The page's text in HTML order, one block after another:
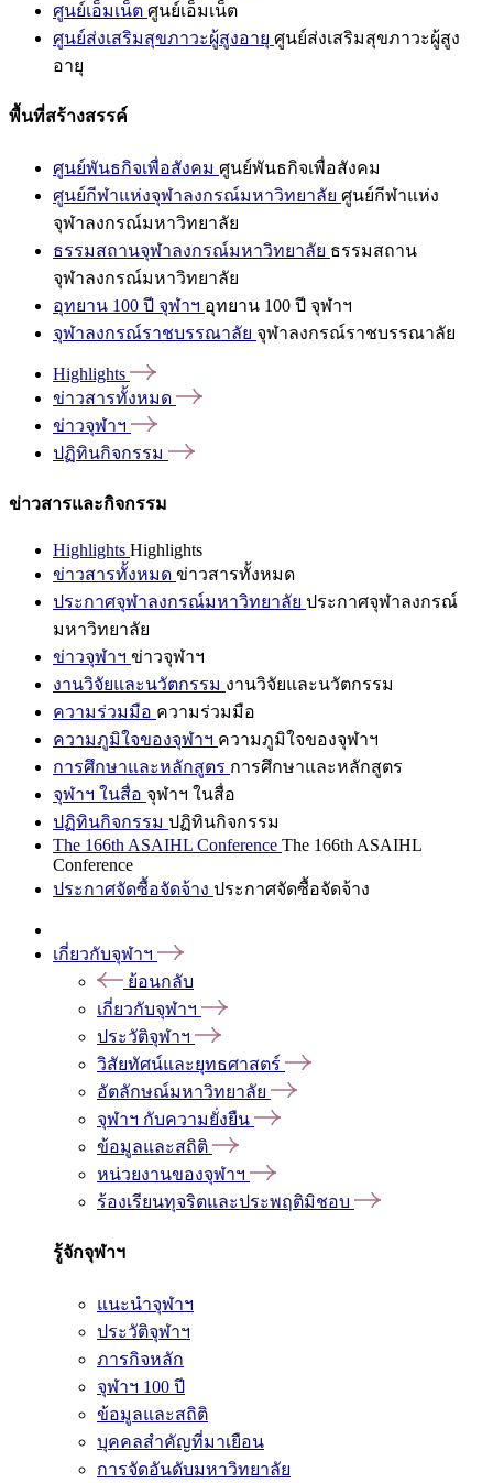
ศูนย์เอ็มเน็ต ศูนย์เอ็มเน็ต
ศูนย์ส่งเสริมสุขภาวะผู้สูงอายุ ศูนย์ส่งเสริมสุขภาวะผู้สูง
อายุ
พื้นที่สร้างสรรค์
ศูนย์พันธกิจเพื่อสังคม ศูนย์พันธกิจเพื่อสังคม
ศูนย์กีฬาแห่งจุฬาลงกรณ์มหาวิทยาลัย ศูนย์กีฬาแห่ง
จุฬาลงกรณ์มหาวิทยาลัย
ธรรมสถานจุฬาลงกรณ์มหาวิทยาลัย ธรรมสถาน
จุฬาลงกรณ์มหาวิทยาลัย
อุทยาน 100 ปี จุฬาฯ อุทยาน 100 ปี จุฬาฯ
จุฬาลงกรณ์ราชบรรณาลัย จุฬาลงกรณ์ราชบรรณาลัย
Highlights
ข่าวสารทั้งหมด
ข่าวจุฬาฯ
ปฏิทินกิจกรรม
ข่าวสารและกิจกรรม
Highlights Highlights
ข่าวสารทั้งหมด ข่าวสารทั้งหมด
ประกาศจุฬาลงกรณ์มหาวิทยาลัย ประกาศจุฬาลงกรณ์
มหาวิทยาลัย
ข่าวจุฬาฯ ข่าวจุฬาฯ
งานวิจัยและนวัตกรรม งานวิจัยและนวัตกรรม
ความร่วมมือ ความร่วมมือ
ความภูมิใจของจุฬาฯ ความภูมิใจของจุฬาฯ
การศึกษาและหลักสูตร การศึกษาและหลักสูตร
จุฬาฯ ในสื่อ จุฬาฯ ในสื่อ
ปฏิทินกิจกรรม ปฏิทินกิจกรรม
The 166th ASAIHL Conference The 166th ASAIHL
Conference
ประกาศจัดซื้อจัดจ้าง ประกาศจัดซื้อจัดจ้าง
เกี่ยวกับจุฬาฯ
ย้อนกลับ
เกี่ยวกับจุฬาฯ
ประวัติจุฬาฯ
วิสัยทัศน์และยุทธศาสตร์
อัตลักษณ์มหาวิทยาลัย
จุฬาฯ กับความยั่งยืน
ข้อมูลและสถิติ
หน่วยงานของจุฬาฯ
ร้องเรียนทุจริตและประพฤติมิชอบ
รู้จักจุฬาฯ
แนะนำจุฬาฯ
ประวัติจุฬาฯ
ภารกิจหลัก
จุฬาฯ 100 ปี
ข้อมูลและสถิติ
บุคคลสำคัญที่มาเยือน
การจัดอันดับมหาวิทยาลัย